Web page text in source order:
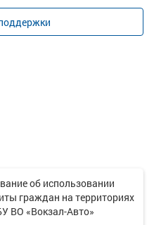
об использовании
граждан на территориях
ВО «Вокзал-Авто»